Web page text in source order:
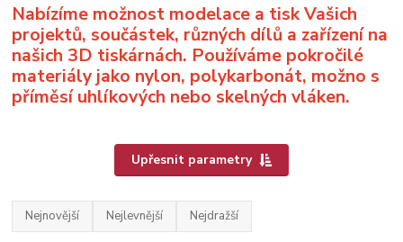
Nabízíme možnost modelace a tisk Vašich
projektů, součástek, různých dílů a zařízení na
našich 3D tiskárnách. Používáme pokročilé
materiály jako nylon, polykarbonát, možno s
příměsí uhlíkových nebo skelných vláken.
Upřesnit parametry
Nejnovější Nejlevnější Nejdražší